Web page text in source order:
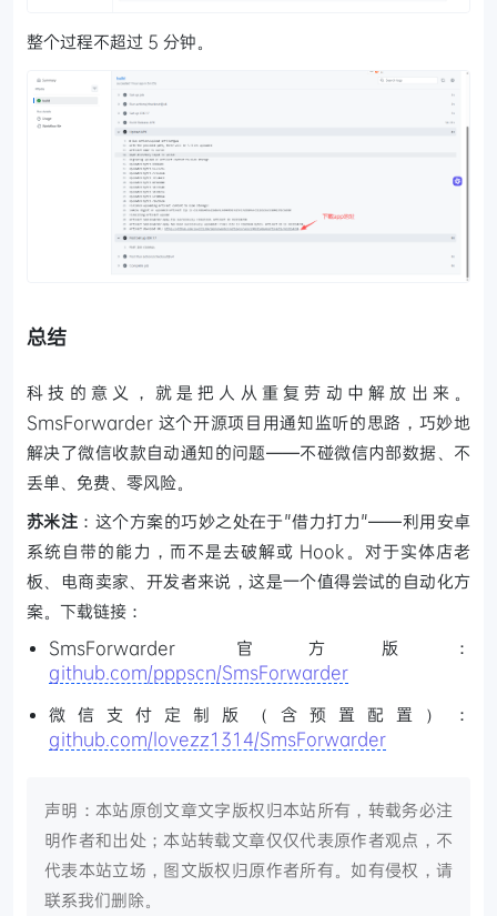
整个过程不超过 5 分钟。
总结
科技的意义，就是把人从重复劳动中解放出来。
SmsForwarder 这个开源项目用通知监听的思路，巧妙地
解决了微信收款自动通知的问题——不碰微信内部数据、不
丢单、免费、零风险。
苏米注 ：这个方案的巧妙之处在于"借力打力"——利用安卓
系统自带的能力，而不是去破解或 Hook。对于实体店老
板、电商卖家、开发者来说，这是一个值得尝试的自动化方
案。下载链接：
SmsForwarder 官方版：
github.com/pppscn/SmsForwarder
微信支付定制版（含预置配置）：
github.com/lovezz1314/SmsForwarder
声明：本站原创文章文字版权归本站所有，转载务必注
明作者和出处；本站转载文章仅仅代表原作者观点，不
代表本站立场，图文版权归原作者所有。如有侵权，请
联系我们删除。